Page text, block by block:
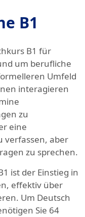
B1
B1 für
um berufliche
Umfeld
interagieren
zu
eine
verfassen, aber
zu sprechen.
ist der Einstieg in
effektiv über
Um Deutsch
Sie 64